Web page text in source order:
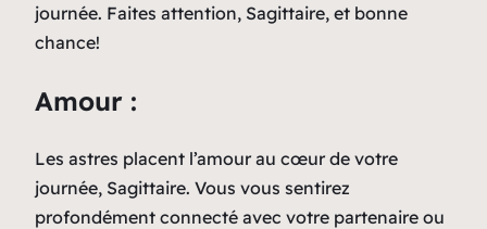
journée. Faites attention, Sagittaire, et bonne
chance!
Amour :
Les astres placent l’amour au cœur de votre
journée, Sagittaire. Vous vous sentirez
profondément connecté avec votre partenaire ou